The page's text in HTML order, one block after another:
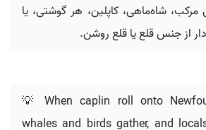
شاه‌ماهی، کاپلین، هر گوشتی، یا
از جنس قلع یا قلع روشن.
💡 When caplin roll onto
whales and birds gather, and